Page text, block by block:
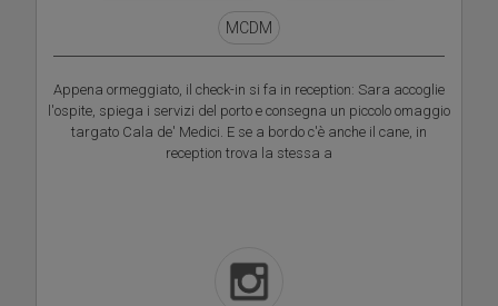
MCDM
Appena ormeggiato, il check-in si fa in reception: Sara accoglie
l'ospite, spiega i servizi del porto e consegna un piccolo omaggio
targato Cala de' Medici. E se a bordo c'è anche il cane, in
reception trova la stessa a